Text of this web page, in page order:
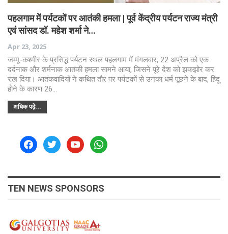
पहलगाम में पर्यटकों पर आतंकी हमला | पूर्व केंद्रीय पर्यटन राज्य मंत्री
एवं सांसद डॉ. महेश शर्मा ने…
Apr 23, 2025
जम्मू-कश्मीर के प्रसिद्ध पर्यटन स्थल पहलगाम में मंगलवार, 22 अप्रैल को एक
दर्दनाक और शर्मनाक आतंकी हमला सामने आया, जिसने पूरे देश को झकझोर कर
रख दिया। आतंकवादियों ने कथित तौर पर पर्यटकों से उनका धर्म पूछने के बाद, हिंदू
होने के कारण 26…
अधिक पढ़ें...
facebooktwitteryoutubewhatsapp
TEN NEWS SPONSORS